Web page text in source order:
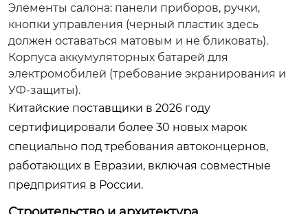
Элементы салона: панели приборов, ручки,
кнопки управления (черный пластик здесь
должен оставаться матовым и не бликовать).
Корпуса аккумуляторных батарей для
электромобилей (требование экранирования и
УФ-защиты).
Китайские поставщики в 2026 году
сертифицировали более 30 новых марок
специально под требования автоконцернов,
работающих в Евразии, включая совместные
предприятия в России.